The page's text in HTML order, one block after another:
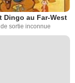
Dingo au Far-West
sortie inconnue